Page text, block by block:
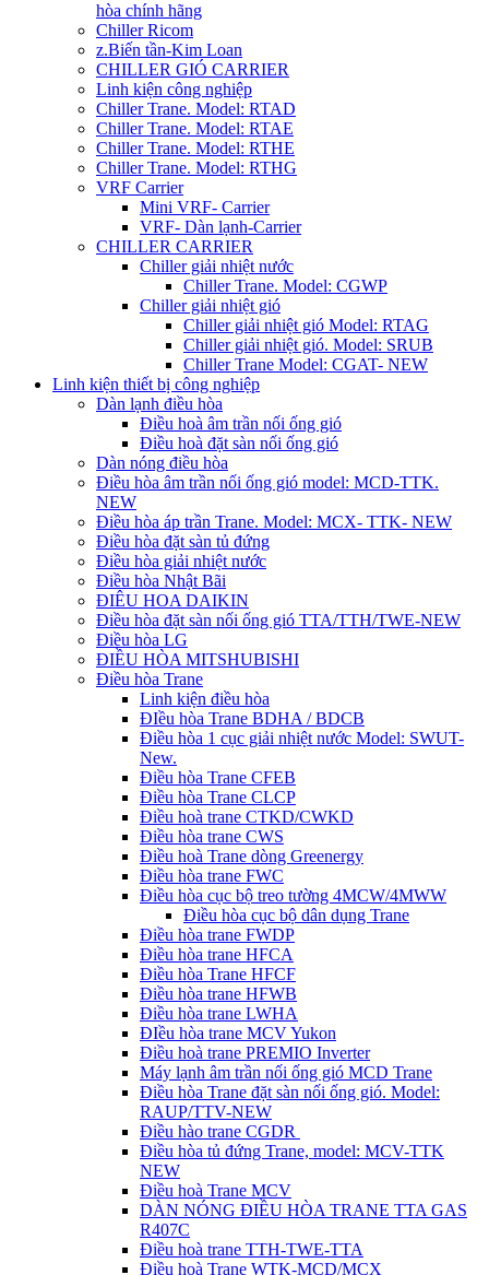
hòa chính hãng
Chiller Ricom
z.Biến tần-Kim Loan
CHILLER GIÓ CARRIER
Linh kiện công nghiệp
Chiller Trane. Model: RTAD
Chiller Trane. Model: RTAE
Chiller Trane. Model: RTHE
Chiller Trane. Model: RTHG
VRF Carrier
Mini VRF- Carrier
VRF- Dàn lạnh-Carrier
CHILLER CARRIER
Chiller giải nhiệt nước
Chiller Trane. Model: CGWP
Chiller giải nhiệt gió
Chiller giải nhiệt gió Model: RTAG
Chiller giải nhiệt gió. Model: SRUB
Chiller Trane Model: CGAT- NEW
Linh kiện thiết bị công nghiệp
Dàn lạnh điều hòa
Điều hoà âm trần nối ống gió
Điều hoà đặt sàn nối ống gió
Dàn nóng điều hòa
Điều hòa âm trần nối ống gió model: MCD-TTK.
NEW
Điều hòa áp trần Trane. Model: MCX- TTK- NEW
Điều hòa đặt sàn tủ đứng
Điều hòa giải nhiệt nước
Điều hòa Nhật Bãi
ĐIÊU HOA DAIKIN
Điều hòa đặt sàn nối ống gió TTA/TTH/TWE-NEW
Điều hòa LG
ĐIỀU HÒA MITSHUBISHI
Điều hòa Trane
Linh kiện điều hòa
ĐIều hòa Trane BDHA / BDCB
Điều hòa 1 cục giải nhiệt nước Model: SWUT-
New.
Điều hòa Trane CFEB
Điều hòa Trane CLCP
Điều hoà trane CTKD/CWKD
Điều hòa trane CWS
Điều hoà Trane dòng Greenergy
Điều hòa trane FWC
Điều hòa cục bộ treo tường 4MCW/4MWW
Điều hòa cục bộ dân dụng Trane
Điều hòa trane FWDP
Điều hòa trane HFCA
Điều hòa Trane HFCF
Điều hòa trane HFWB
Điều hòa trane LWHA
ĐIều hòa trane MCV Yukon
Điều hoà trane PREMIO Inverter
Máy lạnh âm trần nối ống gió MCD Trane
Điều hòa Trane đặt sàn nối ống gió. Model:
RAUP/TTV-NEW
Điều hào trane CGDR
Điều hòa tủ đứng Trane, model: MCV-TTK
NEW
Điều hoà Trane MCV
DÀN NÓNG ĐIỀU HÒA TRANE TTA GAS
R407C
Điều hoà trane TTH-TWE-TTA
Điều hoà Trane WTK-MCD/MCX